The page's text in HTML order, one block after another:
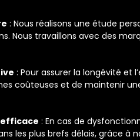
: Nous réalisons une étude
Nous travaillons avec des
: Pour assurer la longévité
coûteuses et de maintenir
: En cas de
les plus brefs délais, grâce à